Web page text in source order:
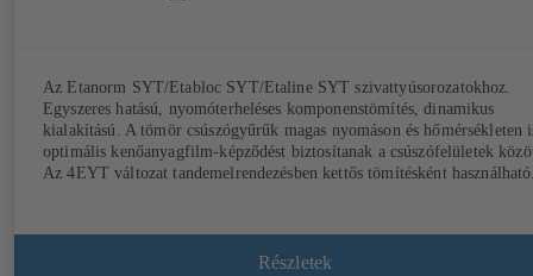
Az Etanorm SYT/Etabloc SYT/Etaline SYT szivattyúsorozatokhoz.
Egyszeres hatású, nyomóterheléses komponenstömítés, dinamikus
kialakítású. A tömör csúszógyűrűk magas nyomáson és hőmérsékleten
optimális kenőanyagfilm-képződést biztosítanak a csúszófelületek
Az 4EYT változat tandemelrendezésben kettős tömítésként
Részletek